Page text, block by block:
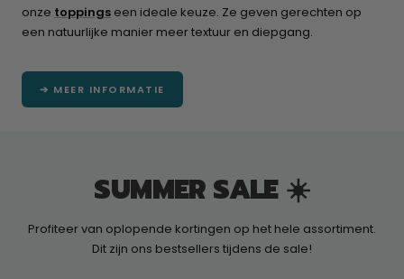
onze toppings een ideale keuze. Ze geven gerechten op
een natuurlijke manier meer textuur en diepgang.
➔ MEER INFORMATIE
SUMMER SALE ☀️
Profiteer van oplopende kortingen op het hele assortiment.
Dit zijn ons bestsellers tijdens de sale!